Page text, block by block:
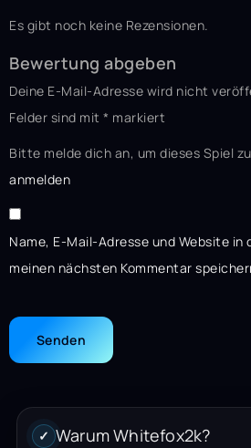
Es gibt noch keine Rezensionen.
Bewertung abgeben
Deine E-Mail-Adresse wird nicht
Felder sind mit * markiert
Bitte melde dich an, um dieses Spiel
anmelden
Name, E-Mail-Adresse und Website in
meinen nächsten Kommentar
✓ Warum Whitefox2k?